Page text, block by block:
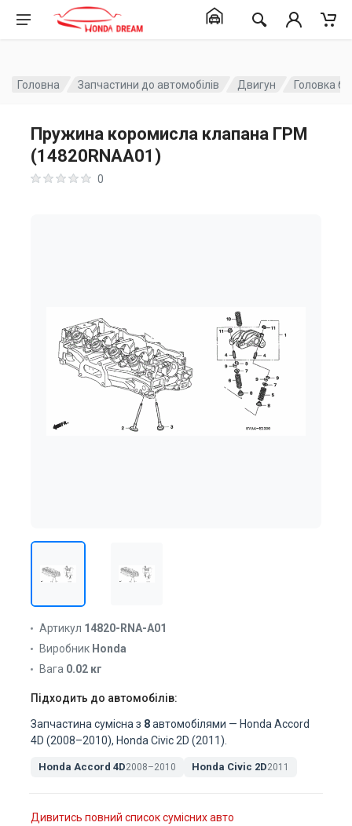
Головна Запчастини до автомобілів Двигун Головка
Пружина коромисла клапана ГРМ
(14820RNAA01)
0
Артикул 14820-RNA-A01
Виробник Honda
Вага 0.02 кг
Підходить до автомобілів:
Запчастина сумісна з 8автомобілями — Honda Accord
4D (2008–2010), Honda Civic 2D (2011).
Honda Accord 4D2008–2010 Honda Civic 2D2011
Дивитись повний список сумісних авто